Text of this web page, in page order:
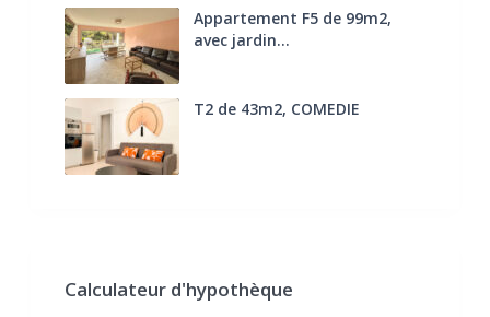
Appartement F5 de 99m2,
avec jardin...
T2 de 43m2, COMEDIE
Calculateur d'hypothèque